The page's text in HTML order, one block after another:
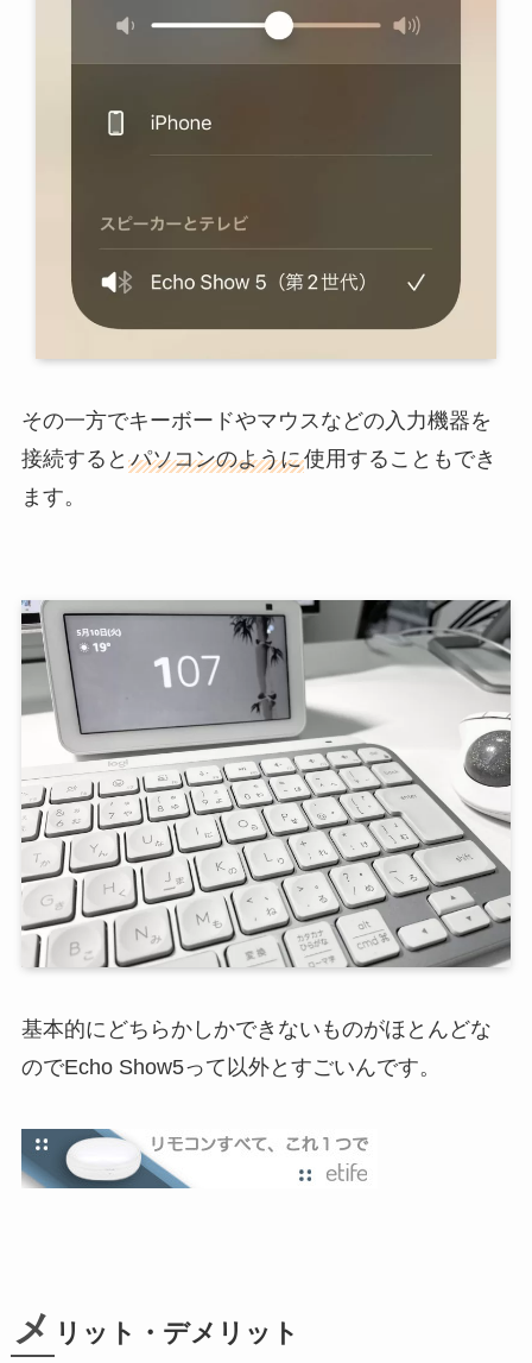
その一方でキーボードやマウスなどの入力機器を
接続すると パソコンのように使用することもでき
ます。
基本的にどちらかしかできないものがほとんどな
のでEcho Show5って以外とすごいんです。
メ リット・デメリット